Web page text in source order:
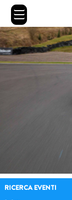
RICERCA EVENTI